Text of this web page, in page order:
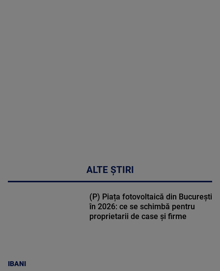
ALTE ȘTIRI
IBANI
(P) Piața fotovoltaică din București
în 2026: ce se schimbă pentru
proprietarii de case și firme